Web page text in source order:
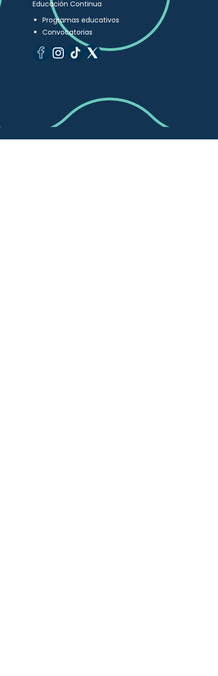
Educación Continua
Programas educativos
Convocatorias